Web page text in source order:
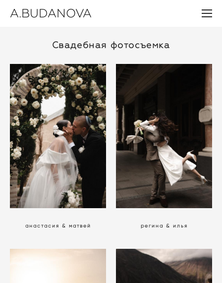
A.BUDANOVA
Свадебная фотосъемка
анастасия & матвей регина & илья